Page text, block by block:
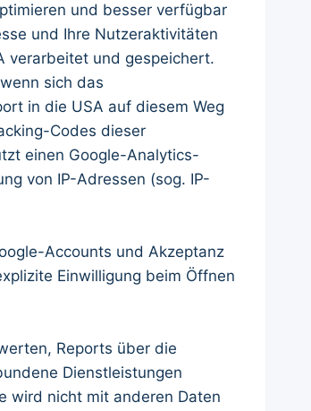
und besser verfügbar
und Ihre Nutzeraktivitäten
verarbeitet und gespeichert.
sich das
in die USA auf diesem Weg
Codes dieser
einen Google-Analytics-
von IP-Adressen (sog. IP-
Accounts und Akzeptanz
Einwilligung beim Öffnen
Reports über die
Dienstleistungen
wird nicht mit anderen Daten